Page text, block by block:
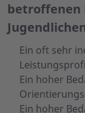
betroffenen
Ein oft sehr
Ein hoher
Ein hoher